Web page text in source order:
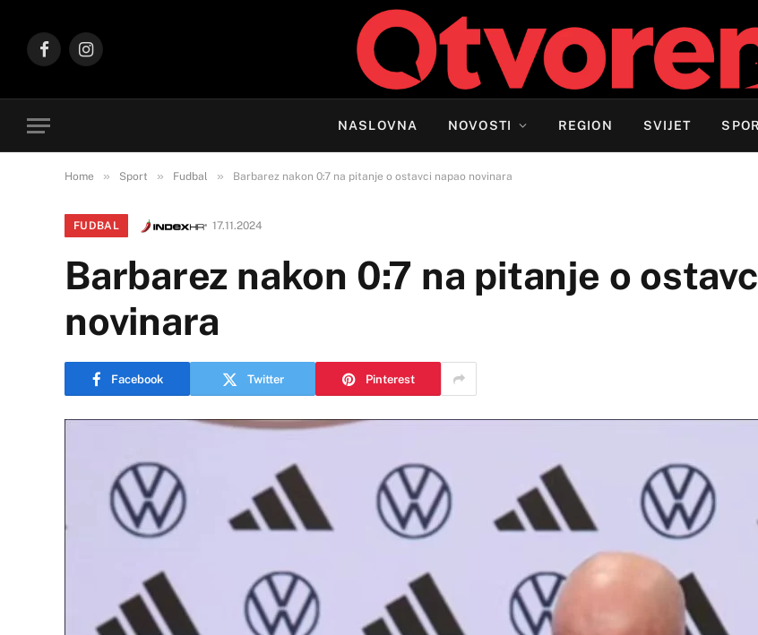
FacebookInstagram
NASLOVNA NOVOSTI REGION SVIJET
Home » Sport » Fudbal » Barbarez nakon 0:7 na pitanje o ostavci napao novinara
FUDBAL 17.11.2024
Barbarez nakon 0:7 na pitanje o
novinara
Facebook Twitter Pinterest